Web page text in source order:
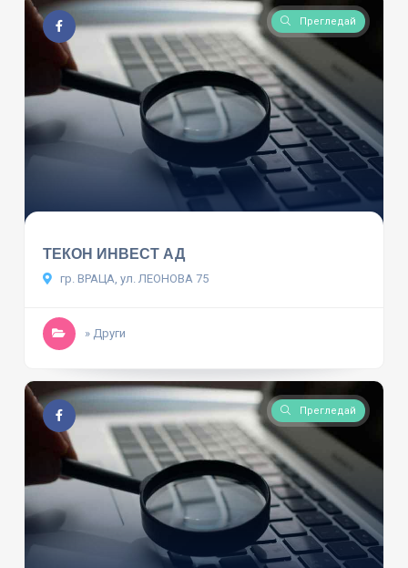
Прегледай
ТЕКОН ИНВЕСТ АД
гр. ВРАЦА, ул. ЛЕОНОВА 75
» Други
Прегледай